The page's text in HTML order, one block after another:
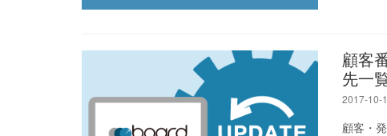
顧客
先一
2017-10-
顧客・